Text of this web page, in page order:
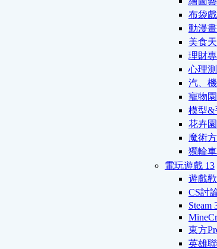
布袋戲
動漫
美食
理財
心理
汽、
寵物
模型&
花卉
魔術
獨輪
電玩遊戲 13
遊戲
CS討
Steam
東方
英雄